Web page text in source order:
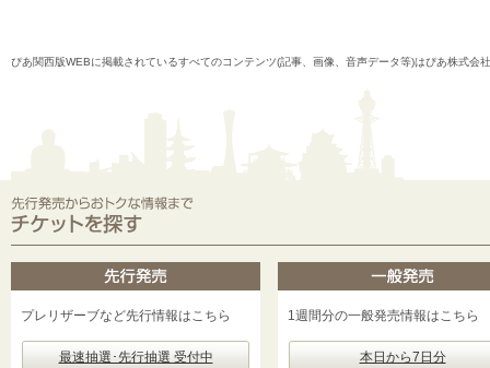
ぴあ関西版WEBに掲載されているすべてのコンテンツ(記事、画像、音声データ等)はぴあ株式会
プレリザーブなど先行情報はこちら
最速抽選･先行抽選 受付中
1週間分の一般発売情報はこちら
本日から7日分